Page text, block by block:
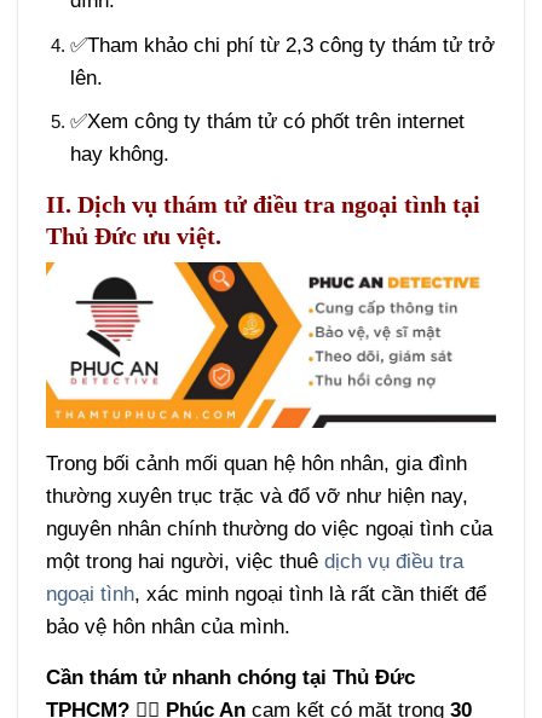
✅Tham khảo chi phí từ 2,3 công ty thám tử trở
lên.
✅Xem công ty thám tử có phốt trên internet
hay không.
II. Dịch vụ thám tử điều tra ngoại tình tại
Thủ Đức ưu việt.
Trong bối cảnh mối quan hệ hôn nhân, gia đình
thường xuyên trục trặc và đổ vỡ như hiện nay,
nguyên nhân chính thường do việc ngoại tình của
một trong hai người, việc thuêdịch vụ điều tra
ngoại tình, xác minh ngoại tình là rất cần thiết để
bảo vệ hôn nhân của mình.
Cần thám tử nhanh chóng tại Thủ Đức
TPHCM? 🕵️‍♂️ Phúc An cam kết có mặt trong30